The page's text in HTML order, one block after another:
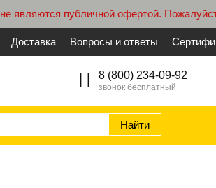
являются публичной офертой.
Доставка Вопросы и ответы
8 (800) 234-09-92
звонок бесплатный